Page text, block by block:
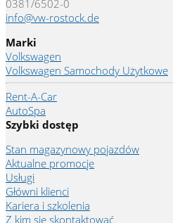
0381/6502-0
info@vw-rostock.de
Marki
Volkswagen
Volkswagen Samochody Użytkowe
Rent-A-Car
AutoSpa
Szybki dostęp
Stan magazynowy pojazdów
Aktualne promocje
Usługi
Główni klienci
Kariera i szkolenia
Z kim się skontaktować